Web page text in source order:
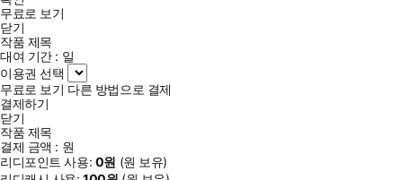
무료로 보기
닫기
작품 제목
대여 기간 : 일
이용권 선택
무료로 보기 다른 방법으로 결제
결제하기
닫기
작품 제목
결제 금액 : 원
리디포인트 사용: 0원 (원 보유)